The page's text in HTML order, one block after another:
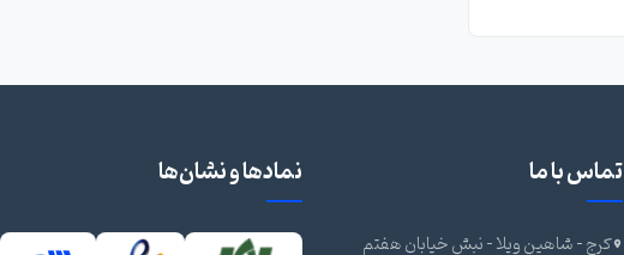
تماس با ما
کرج - شاهین ویلا - نبش خیابان هفتم
نمادها و نشان‌ها